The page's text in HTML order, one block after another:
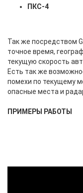
ПКС-4
Так же посредством
точное время,
текущую скорость
Есть так же
помехи по текущему
опасные места и
ПРИМЕРЫ РАБОТЫ